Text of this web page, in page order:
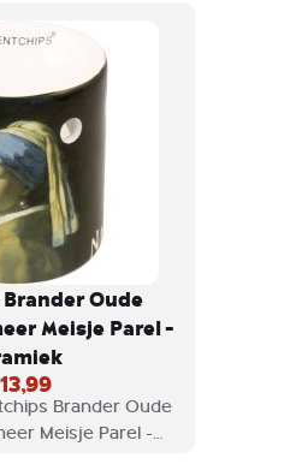
Oude
Meisje Parel -
Brander Oude
Meisje Parel -